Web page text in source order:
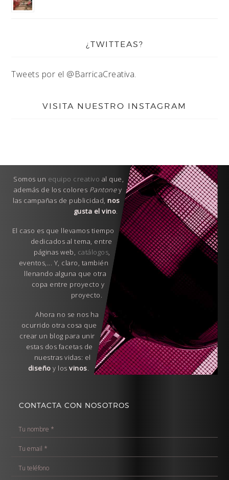
¿TWITTEAS?
Tweets por el @BarricaCreativa.
VISITA NUESTRO INSTAGRAM
Somos un equipo creativo al que,
además de los colores Pantoney
las campañas de publicidad,nos
gusta el vino.
El caso es que llevamos tiempo
dedicados al tema, entre
páginas web, catálogos,
eventos,... Y, claro, también
llenando alguna que otra
copa entre proyecto y
proyecto.
Ahora no se nos ha
ocurrido otra cosa que
crear un blog para unir
estas dos facetas de
nuestras vidas: el
diseño y losvinos.
CONTACTA CON NOSOTROS